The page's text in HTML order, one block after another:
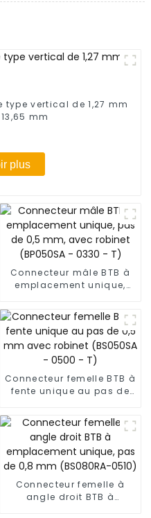
type vertical de 1,27 mm
mm
plus
Connecteur mâle BTB à
emplacement unique,
robinet (BP050SA - 0330
- T)
Connecteur femelle BTB à
fente unique au pas de
(BS050SA - 0500 - T)
Connecteur femelle à
angle droit BTB à